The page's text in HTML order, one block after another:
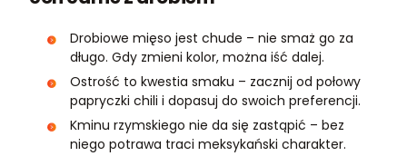
Drobiowe mięso jest chude – nie smaż go za
długo. Gdy zmieni kolor, można iść dalej.
Ostrość to kwestia smaku – zacznij od połowy
papryczki chili i dopasuj do swoich preferencji.
Kminu rzymskiego nie da się zastąpić – bez
niego potrawa traci meksykański charakter.